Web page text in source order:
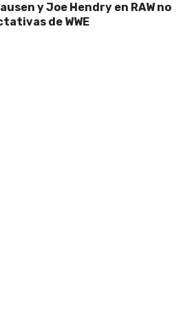
y Joe Hendry en RAW no
de WWE